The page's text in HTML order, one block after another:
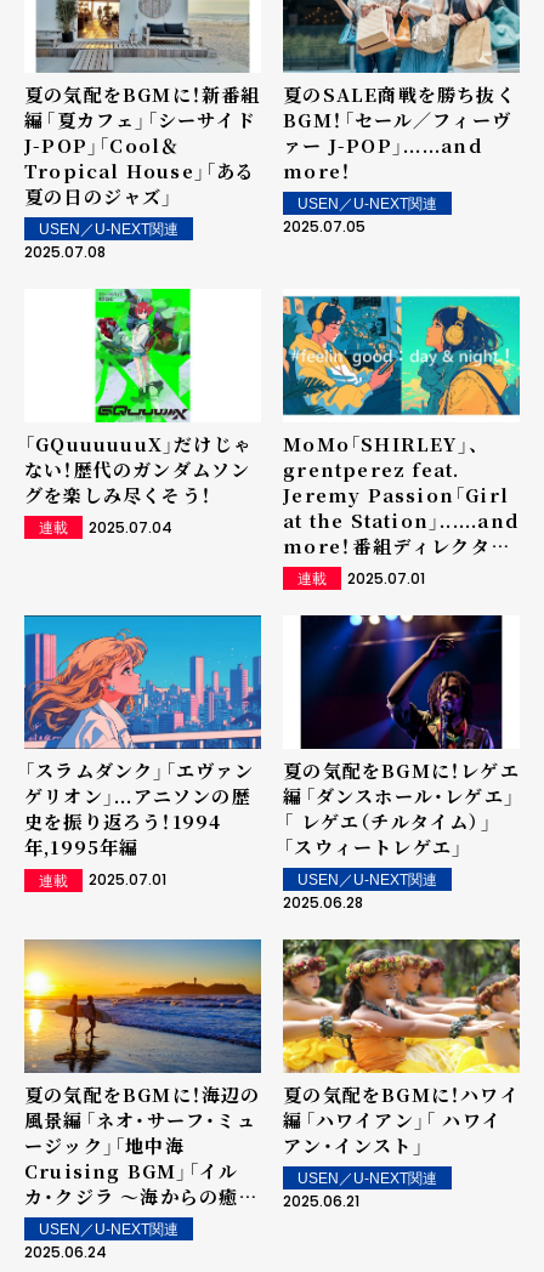
夏の気配をBGMに！新番組
編――「夏カフェ」「シーサイド
J-POP」「Cool＆
Tropical House」「ある
夏の日のジャズ」
USEN／U-NEXT関連
2025.07.08
夏のSALE商戦を勝ち抜く
BGM！――「セール／フィーヴ
ァー J-POP」......and
more！
USEN／U-NEXT関連
2025.07.05
「GQuuuuuuX」だけじゃ
ない！歴代のガンダムソン
グを楽しみ尽くそう！
連載 2025.07.04
MoMo「SHIRLEY」、
grentperez feat.
Jeremy Passion「Girl
at the Station」......and
more！――番組ディレクター
のおすすめアーティスト＆
新曲をピックアップ
連載 2025.07.01
「スラムダンク」「エヴァン
ゲリオン」...アニソンの歴
史を振り返ろう！1994
年,1995年編
連載 2025.07.01
夏の気配をBGMに！レゲエ
編――「ダンスホール・レゲエ」
「 レゲエ（チルタイム）」
「スウィートレゲエ」
USEN／U-NEXT関連
2025.06.28
夏の気配をBGMに！海辺の
風景編――「ネオ・サーフ・ミュ
ージック」「地中海
Cruising BGM」「イル
カ・クジラ ～海からの癒し
～」USEN／U-NEXT関連
2025.06.24
夏の気配をBGMに！ハワイ
編――「ハワイアン」「 ハワイ
アン・インスト」
USEN／U-NEXT関連
2025.06.21